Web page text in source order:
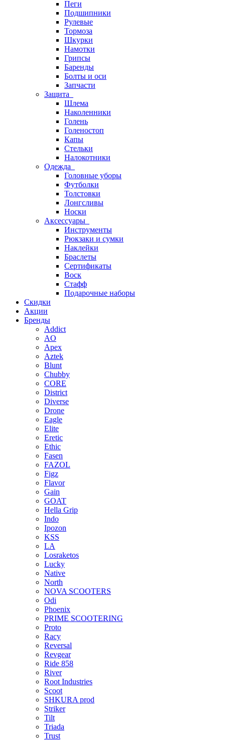
Пеги
Подшипники
Рулевые
Тормоза
Шкурки
Намотки
Грипсы
Баренды
Болты и оси
Запчасти
Защита
Шлема
Наколенники
Голень
Голеностоп
Капы
Стельки
Налокотники
Одежда
Головные уборы
Футболки
Толстовки
Лонгсливы
Носки
Аксессуары
Инструменты
Рюкзаки и сумки
Наклейки
Браслеты
Сертификаты
Воск
Стафф
Подарочные наборы
Скидки
Акции
Бренды
Addict
AO
Apex
Aztek
Blunt
Chubby
CORE
District
Diverse
Drone
Eagle
Elite
Eretic
Ethic
Fasen
FAZOL
Figz
Flavor
Gain
GOAT
Hella Grip
Indo
Ipozon
KSS
LA
Losraketos
Lucky
Native
North
NOVA SCOOTERS
Odi
Phoenix
PRIME SCOOTERING
Proto
Racy
Reversal
Revgear
Ride 858
River
Root Industries
Scoot
SHKURA рrоd
Striker
Tilt
Triada
Trust